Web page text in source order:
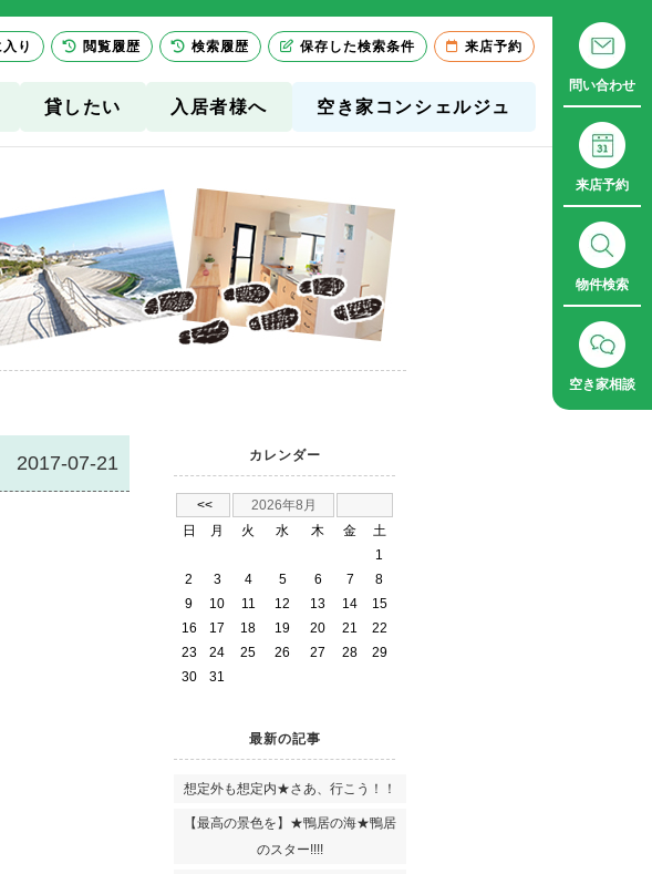
貸したい 入居者様へ 空き家コンシェルジュ
問い合わせ
来店予約
物件検索
空き家相談
2017-07-21 カレンダー
<<
2026年8月
日
月 火 水 木 金
土
1
2
3 4 5 6 7
8
9
10 11 12 13 14
15
16
17 18 19 20 21
22
23
24 25 26 27 28
29
30
31
最新の記事
想定外も想定内★さあ、行こう！！
【最高の景色を】★鴨居の海★鴨居
のスター!!!!
り 閲覧履歴 検索履歴 保存した検索条件 来店予約